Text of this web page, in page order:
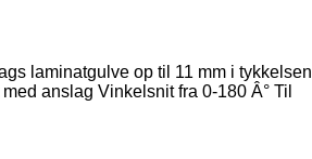
laminatgulve op til 11 mm i tykkelsen
anslag Vinkelsnit fra 0-180 Â° Til